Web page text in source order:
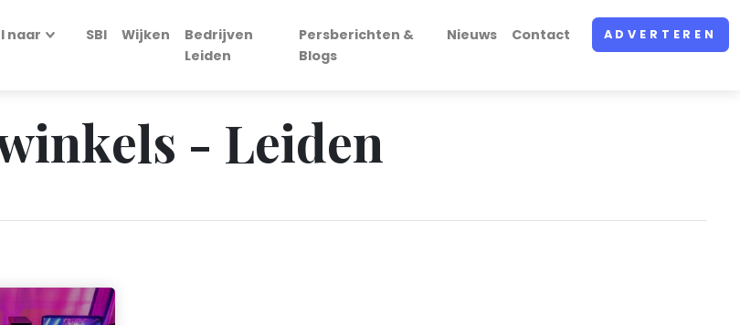
naar SBI Wijken
Bedrijven
Leiden
Persberichten &
Blogs
Nieuws Contact ADVERTEREN
- Leiden